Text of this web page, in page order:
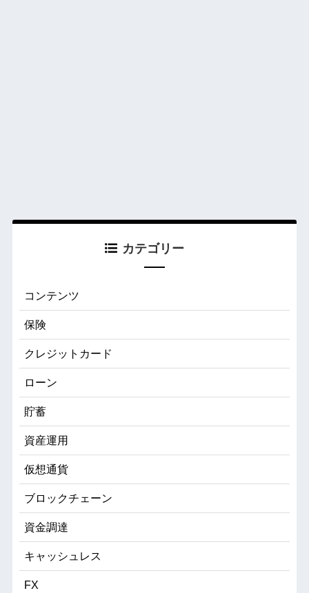
カテゴリー
コンテンツ
保険
クレジットカード
ローン
貯蓄
資産運用
仮想通貨
ブロックチェーン
資金調達
キャッシュレス
FX